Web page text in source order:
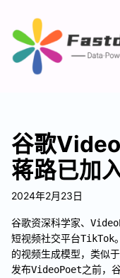
谷歌
蒋路已加
2024年2月23日
谷歌资深科学家、
短视频社交平台TikTok
的视频生成模型，类似
发布VideoPoet之前，